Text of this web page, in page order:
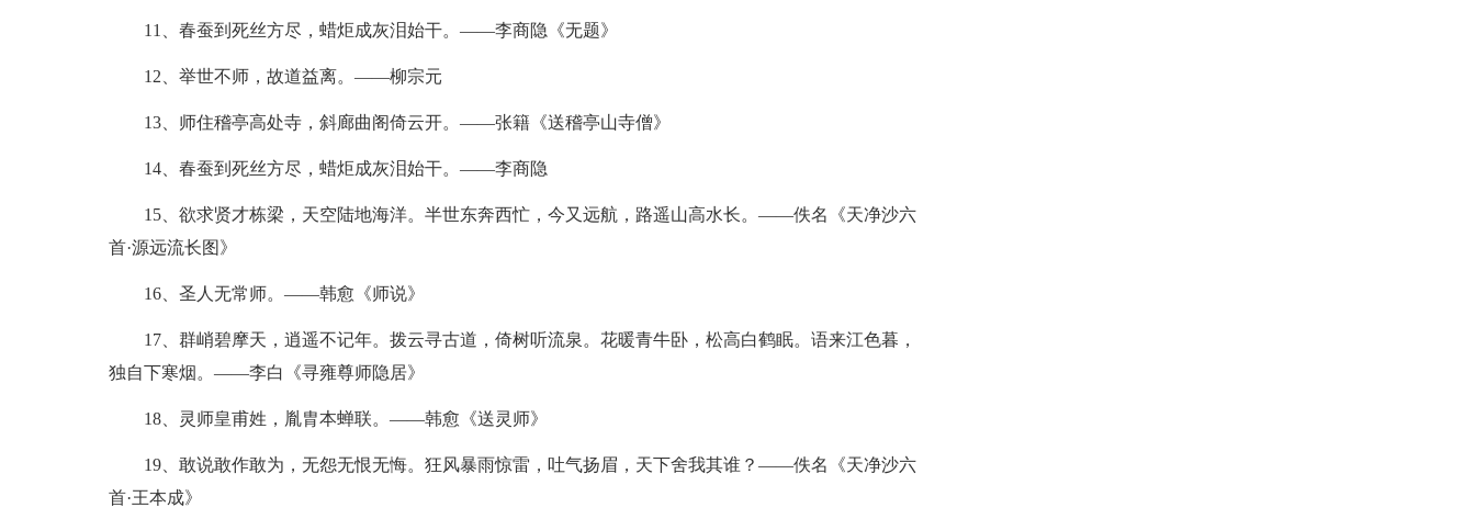
11、春蚕到死丝方尽，蜡炬成灰泪始干。——李商隐《无题》
12、举世不师，故道益离。——柳宗元
13、师住稽亭高处寺，斜廊曲阁倚云开。——张籍《送稽亭山寺僧》
14、春蚕到死丝方尽，蜡炬成灰泪始干。——李商隐
15、欲求贤才栋梁，天空陆地海洋。半世东奔西忙，今又远航，路遥山高水长。——佚名《天净沙六
首·源远流长图》
16、圣人无常师。——韩愈《师说》
17、群峭碧摩天，逍遥不记年。拨云寻古道，倚树听流泉。花暖青牛卧，松高白鹤眠。语来江色暮，
独自下寒烟。——李白《寻雍尊师隐居》
18、灵师皇甫姓，胤胄本蝉联。——韩愈《送灵师》
19、敢说敢作敢为，无怨无恨无悔。狂风暴雨惊雷，吐气扬眉，天下舍我其谁？——佚名《天净沙六
首·王本成》